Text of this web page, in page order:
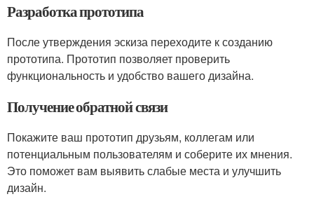
Разработка прототипа
После утверждения эскиза переходите к созданию
прототипа. Прототип позволяет проверить
функциональность и удобство вашего дизайна.
Получение обратной связи
Покажите ваш прототип друзьям, коллегам или
потенциальным пользователям и соберите их мнения.
Это поможет вам выявить слабые места и улучшить
дизайн.